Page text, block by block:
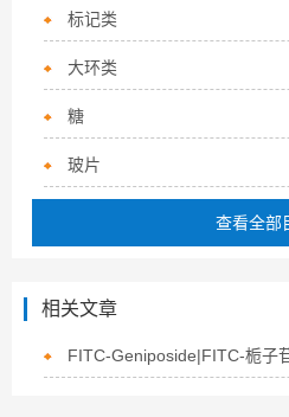
标记类
大环类
糖
玻片
查看全部
相关文章
FITC-Geniposide|FITC-栀子